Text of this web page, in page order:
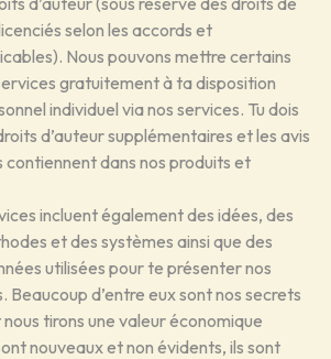
selon les accords et
Nous pouvons mettre certains
gratuitement à ta disposition
individuel via nos services. Tu dois
d’auteur supplémentaires et les avis
contiennent dans nos produits et
incluent également des idées, des
et des systèmes ainsi que des
utilisées pour te présenter nos
Beaucoup d’entre eux sont nos secrets
tirons une valeur économique
nouveaux et non évidents, ils sont